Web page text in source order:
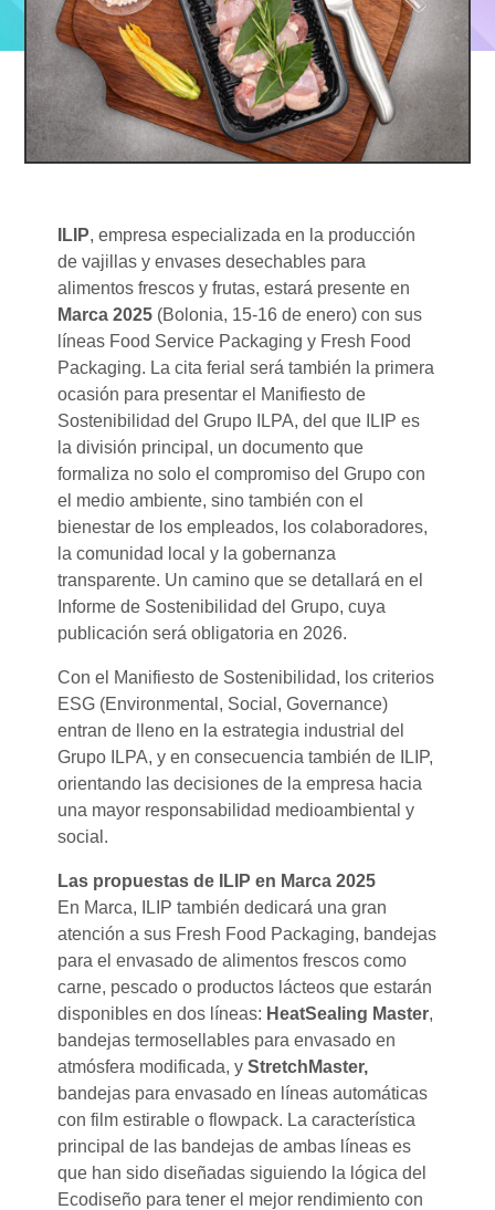
ILIP, empresa especializada en la producción
de vajillas y envases desechables para
alimentos frescos y frutas, estará presente en
Marca 2025 (Bolonia, 15-16 de enero) con sus
líneas Food Service Packaging y Fresh Food
Packaging. La cita ferial será también la primera
ocasión para presentar el Manifiesto de
Sostenibilidad del Grupo ILPA, del que ILIP es
la división principal, un documento que
formaliza no solo el compromiso del Grupo con
el medio ambiente, sino también con el
bienestar de los empleados, los colaboradores,
la comunidad local y la gobernanza
transparente. Un camino que se detallará en el
Informe de Sostenibilidad del Grupo, cuya
publicación será obligatoria en 2026.
Con el Manifiesto de Sostenibilidad, los criterios
ESG (Environmental, Social, Governance)
entran de lleno en la estrategia industrial del
Grupo ILPA, y en consecuencia también de ILIP,
orientando las decisiones de la empresa hacia
una mayor responsabilidad medioambiental y
social.
Las propuestas de ILIP en Marca 2025
En Marca, ILIP también dedicará una gran
atención a sus Fresh Food Packaging, bandejas
para el envasado de alimentos frescos como
carne, pescado o productos lácteos que estarán
disponibles en dos líneas: HeatSealing Master,
bandejas termosellables para envasado en
atmósfera modificada, yStretchMaster,
bandejas para envasado en líneas automáticas
con film estirable o flowpack. La característica
principal de las bandejas de ambas líneas es
que han sido diseñadas siguiendo la lógica del
Ecodiseño para tener el mejor rendimiento con